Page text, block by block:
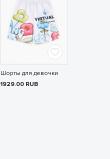
Шорты для девочки
1929.00 RUB